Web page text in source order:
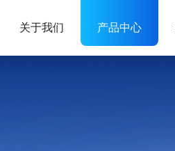
关于我们 产品中心